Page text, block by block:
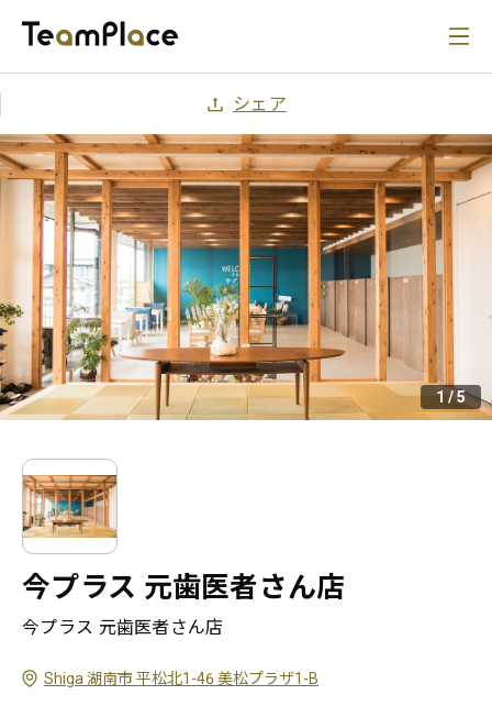
シェア
1/5
今プラス 元歯医者さん店
今プラス 元歯医者さん店
Shiga 湖南市 平松北1-46 美松プラザ1-B